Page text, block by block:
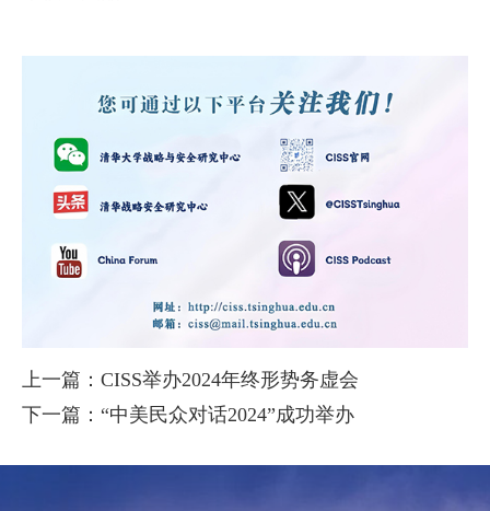
上一篇：CISS举办2024年终形势务虚会
下一篇：“中美民众对话2024”成功举办